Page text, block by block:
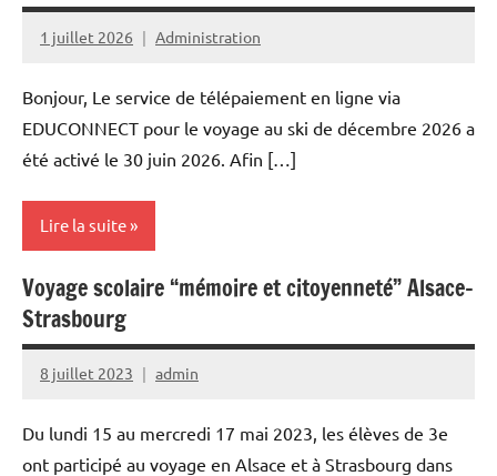
1 juillet 2026 Administration
Bonjour, Le service de télépaiement en ligne via
EDUCONNECT pour le voyage au ski de décembre 2026 a
été activé le 30 juin 2026. Afin […]
Lire la suite
Actualités
Voyages
sorties
scolaires
Voyage scolaire “mémoire et citoyenneté” Alsace-
Strasbourg
8 juillet 2023 admin
Du lundi 15 au mercredi 17 mai 2023, les élèves de 3e
ont participé au voyage en Alsace et à Strasbourg dans